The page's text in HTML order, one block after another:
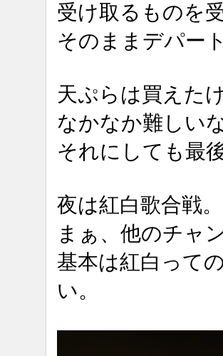
受け取るものを
そのままデパー
天ぷらは買えた
なかなか難しい
それにしても最
夜は紅白歌合戦。
まぁ、他のチャ
基本は紅白って
い。